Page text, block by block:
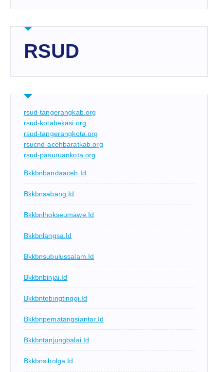
RSUD
rsud-tangerangkab.org
rsud-kotabekasi.org
rsud-tangerangkota.org
rsucnd-acehbaratkab.org
rsud-pasuruankota.org
Bkkbnbandaaceh.id
Bkkbnsabang.id
Bkkbnlhokseumawe.id
Bkkbnlangsa.id
Bkkbnsubulussalam.id
Bkkbnbinjai.id
Bkkbntebingtinggi.id
Bkkbnpematangsiantar.id
Bkkbntanjungbalai.id
Bkkbnsibolga.id